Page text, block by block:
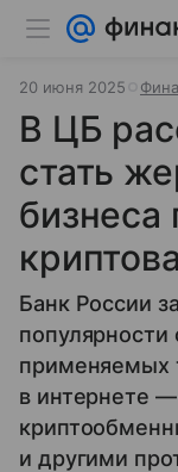
20 июня 2025
В ЦБ
стать
бизнеса
Банк России
популярности
применяемых
в интернете
и другими